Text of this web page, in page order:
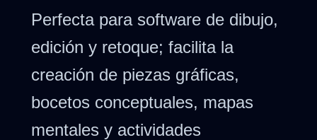
Perfecta para software de dibujo,
edición y retoque; facilita la
creación de piezas gráficas,
bocetos conceptuales, mapas
mentales y actividades